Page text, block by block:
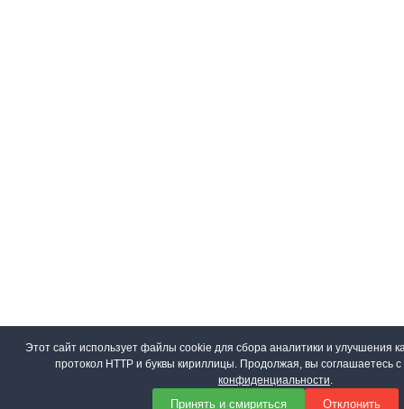
Этот сайт использует файлы cookie для сбора аналитики и улучшения
протокол HTTP и буквы кириллицы. Продолжая, вы соглашаетесь
конфиденциальности.
Принять и смириться Отклонить